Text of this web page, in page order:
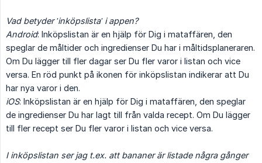
Vad betyder ’inköpslista’ i appen?
Android: Inköpslistan är en hjälp för Dig i mataffären, den
speglar de måltider och ingredienser Du har i måltidsplaneraren.
Om Du lägger till fler dagar ser Du fler varor i listan och vice
versa. En röd punkt på ikonen för inköpslistan indikerar att Du
har nya varor i den.
iOS: Inköpslistan är en hjälp för Dig i mataffären, den speglar
de ingredienser Du har lagt till från valda recept. Om Du lägger
till fler recept ser Du fler varor i listan och vice versa.
I inköpslistan ser jag t.ex. att bananer är listade några gånger